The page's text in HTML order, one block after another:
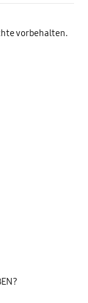
vorbehalten.